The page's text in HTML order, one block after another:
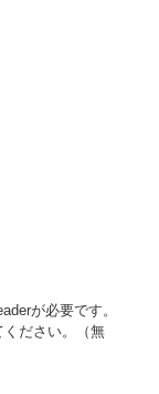
が必要です。
ください。（無